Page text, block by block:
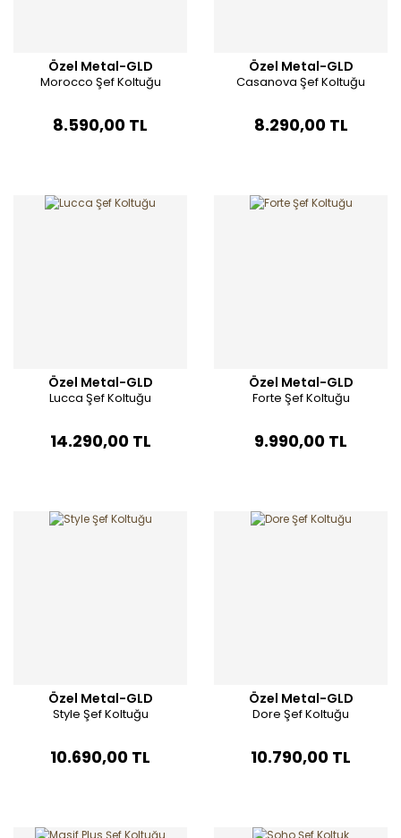
Özel Metal-GLD
Morocco Şef Koltuğu
8.590,00 TL
Özel Metal-GLD
Casanova Şef Koltuğu
8.290,00 TL
Özel Metal-GLD
Lucca Şef Koltuğu
14.290,00 TL
Özel Metal-GLD
Forte Şef Koltuğu
9.990,00 TL
Özel Metal-GLD
Style Şef Koltuğu
10.690,00 TL
Özel Metal-GLD
Dore Şef Koltuğu
10.790,00 TL